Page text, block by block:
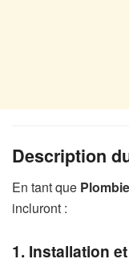
Description
En tant que
incluront :
1. Installation